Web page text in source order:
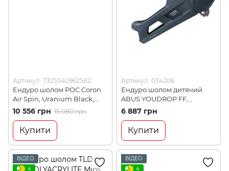
Артикул: 7325540962582
Ендуро шолом POC Coron
Air Spin, Uranium Black,
XL/XXL (PC 106631002XLX1)
10 556 грн 15 080 грн
Купити
Артикул: 034206
Ендуро шолом дитячий
ABUS YOUDROP FF,
Midnight Blue, S (34206)
6 887 грн
Купити
ВІДЕО
4
ВІДЕО
4